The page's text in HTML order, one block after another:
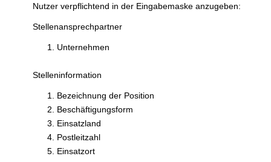
Nutzer verpflichtend in der Eingabemaske anzugeben:
Stellenansprechpartner
Unternehmen
Stelleninformation
Bezeichnung der Position
Beschäftigungsform
Einsatzland
Postleitzahl
Einsatzort